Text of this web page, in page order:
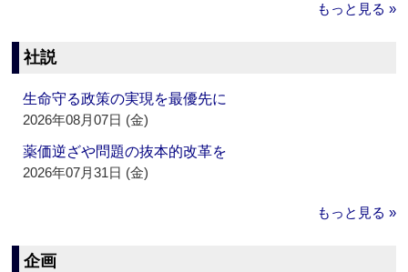
もっと見る »
社説
生命守る政策の実現を最優先に
2026年08月07日 (金)
薬価逆ざや問題の抜本的改革を
2026年07月31日 (金)
もっと見る »
企画